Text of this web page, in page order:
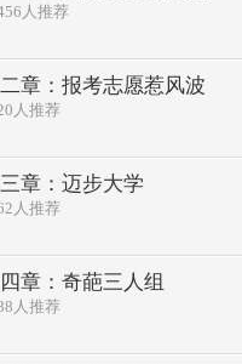
人推荐
章：报考志愿惹风波
人推荐
章：迈步大学
人推荐
章：奇葩三人组
人推荐